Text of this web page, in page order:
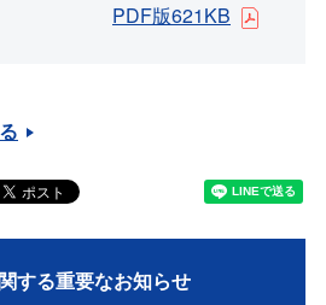
PDF版621KB
する重要なお知らせ